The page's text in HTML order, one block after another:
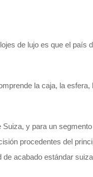
de lujo es que el país
la caja, la
y para un
procedentes del
acabado estándar